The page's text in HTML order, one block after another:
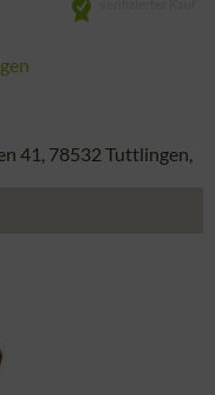
41, 78532 Tuttlingen,